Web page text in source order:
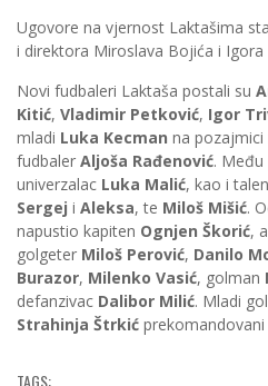
Ugovore na vjernost Laktašima
i direktora Miroslava Bojića i Igora
Novi fudbaleri Laktaša postali su
Kitić, Vladimir Petković, Igor
mladi Luka Kecman na pozajmici
fudbaler Aljoša Rađenović. Među
univerzalac Luka Malić, kao i
Sergej i Aleksa, te Miloš Mišić.
napustio kapiten Ognjen Škorić,
golgeter Miloš Perović, Danilo
Burazor, Milenko Vasić, golman
defanzivac Dalibor Milić. Mladi
Strahinja Štrkić
TAGS: